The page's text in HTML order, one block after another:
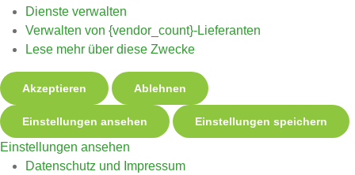
Dienste verwalten
Verwalten von {vendor_count}-Lieferanten
Lese mehr über diese Zwecke
Akzeptieren Ablehnen
Einstellungen ansehen Einstellungen speichern
Einstellungen ansehen
Datenschutz und Impressum